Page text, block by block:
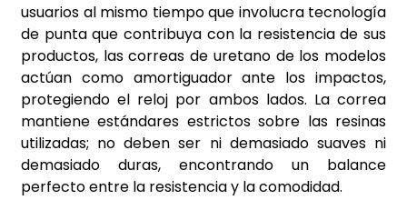
usuarios al mismo tiempo que involucra tecnología
de punta que contribuya con la resistencia de sus
productos, las correas de uretano de los modelos
actúan como amortiguador ante los impactos,
protegiendo el reloj por ambos lados. La correa
mantiene estándares estrictos sobre las resinas
utilizadas; no deben ser ni demasiado suaves ni
demasiado duras, encontrando un balance
perfecto entre la resistencia y la comodidad.